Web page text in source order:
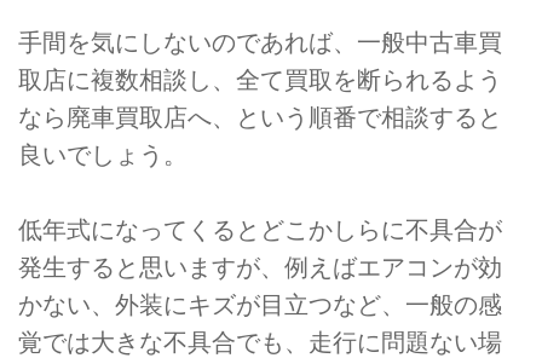
手間を気にしないのであれば、一般中古車買
取店に複数相談し、全て買取を断られるよう
なら廃車買取店へ、という順番で相談すると
良いでしょう。
低年式になってくるとどこかしらに不具合が
発生すると思いますが、例えばエアコンが効
かない、外装にキズが目立つなど、一般の感
覚では大きな不具合でも、走行に問題ない場